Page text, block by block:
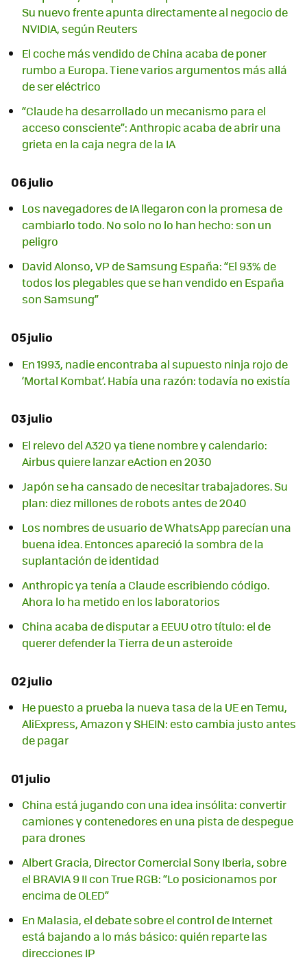
Su nuevo frente apunta directamente al negocio de
NVIDIA, según Reuters
El coche más vendido de China acaba de poner
rumbo a Europa. Tiene varios argumentos más allá
de ser eléctrico
“Claude ha desarrollado un mecanismo para el
acceso consciente”: Anthropic acaba de abrir una
grieta en la caja negra de la IA
06 julio
Los navegadores de IA llegaron con la promesa de
cambiarlo todo. No solo no lo han hecho: son un
peligro
David Alonso, VP de Samsung España: “El 93% de
todos los plegables que se han vendido en España
son Samsung”
05 julio
En 1993, nadie encontraba al supuesto ninja rojo de
‘Mortal Kombat’. Había una razón: todavía no existía
03 julio
El relevo del A320 ya tiene nombre y calendario:
Airbus quiere lanzar eAction en 2030
Japón se ha cansado de necesitar trabajadores. Su
plan: diez millones de robots antes de 2040
Los nombres de usuario de WhatsApp parecían una
buena idea. Entonces apareció la sombra de la
suplantación de identidad
Anthropic ya tenía a Claude escribiendo código.
Ahora lo ha metido en los laboratorios
China acaba de disputar a EEUU otro título: el de
querer defender la Tierra de un asteroide
02 julio
He puesto a prueba la nueva tasa de la UE en Temu,
AliExpress, Amazon y SHEIN: esto cambia justo antes
de pagar
01 julio
China está jugando con una idea insólita: convertir
camiones y contenedores en una pista de despegue
para drones
Albert Gracia, Director Comercial Sony Iberia, sobre
el BRAVIA 9 II con True RGB: “Lo posicionamos por
encima de OLED”
En Malasia, el debate sobre el control de Internet
está bajando a lo más básico: quién reparte las
direcciones IP